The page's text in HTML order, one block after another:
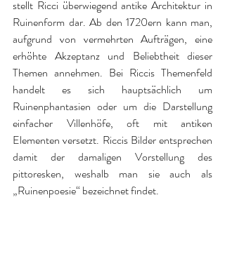
stellt Ricci überwiegend antike Architektur in
Ruinenform dar. Ab den 1720ern kann man,
aufgrund von vermehrten Aufträgen, eine
erhöhte Akzeptanz und Beliebtheit dieser
Themen annehmen. Bei Riccis Themenfeld
handelt es sich hauptsächlich um
Ruinenphantasien oder um die Darstellung
einfacher Villenhöfe, oft mit antiken
Elementen versetzt. Riccis Bilder entsprechen
damit der damaligen Vorstellung des
pittoresken, weshalb man sie auch als
„Ruinenpoesie“ bezeichnet findet.